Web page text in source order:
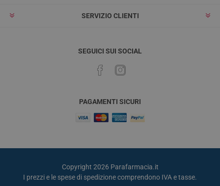
SERVIZIO CLIENTI
SEGUICI SUI SOCIAL
PAGAMENTI SICURI
Copyright 2026 Parafarmacia.it
I prezzi e le spese di spedizione comprendono IVA e tasse.